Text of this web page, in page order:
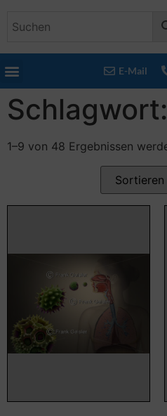
E-Mail
1–9 von 48 Ergebnissen